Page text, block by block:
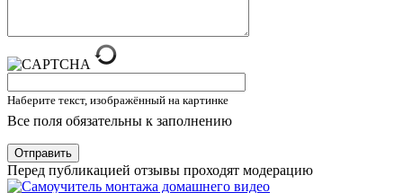
Наберите текст, изображённый на картинке
Все поля обязательны к заполнению
Отправить
Перед публикацией отзывы проходят модерацию